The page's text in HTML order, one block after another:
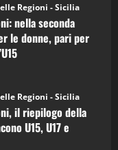
Regioni - Sicilia
nella seconda
le donne, pari per
Regioni - Sicilia
il riepilogo della
U15, U17 e